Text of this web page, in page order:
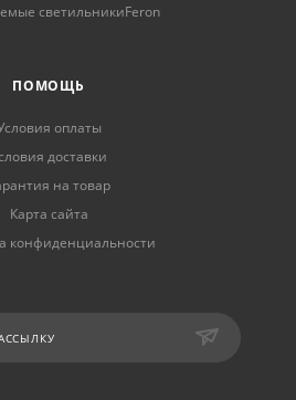
светильникиFeron
ПОМОЩЬ
оплаты
доставки
на товар
Карта сайта
конфиденциальности